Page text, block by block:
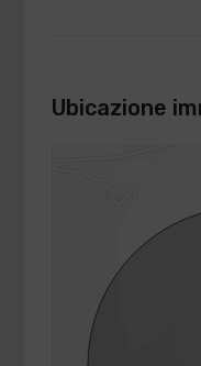
Ubicazione